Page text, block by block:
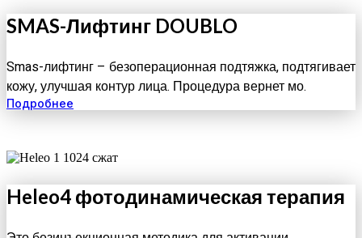
SMAS-Лифтинг DOUBLO
Smas-лифтинг – безоперационная подтяжка, подтягивает
кожу, улучшая контур лица. Процедура вернет мо.
Подробнее
Heleo4 фотодинамическая терапия